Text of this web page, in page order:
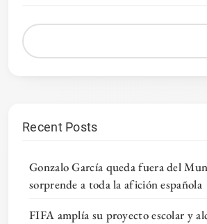
Recent Posts
Gonzalo García queda fuera del
sorprende a toda la afición española
FIFA amplía su proyecto escolar y